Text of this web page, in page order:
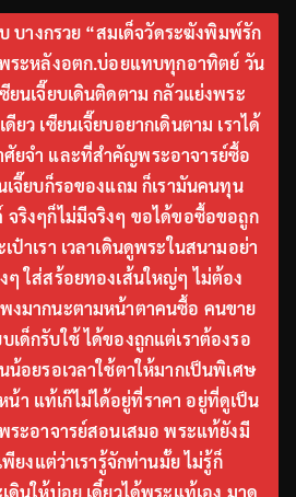
บางกรวย “สมเด็จวัดระฆังพิมพ์รัก
ระหลังอตก.บ่อยแทบทุกอาทิตย์ วัน
ยนเจี๊ยบเดินติดตาม กลัวแย่งพระ
ยว เซียนเจี๊ยบอยากเดินตาม เราได้
ศัยจำ และที่สำคัญพระอาจารย์ซื้อ
เจี๊ยบก็รอของแถม ก็เรามันคนทุน
ริงๆก็ไม่มีจริงๆ ขอได้ขอซื้อขอถูก
ป๋าเรา เวลาเดินดูพระในสนามอย่า
ใส่สร้อยทองเส้นใหญ่ๆ ไม่ต้อง
งมากนะตามหน้าตาคนซื้อ คนขาย
เด็กรับใช้ ได้ของถูกแต่เราต้องรอ
อยรอเวลาใช้ตาให้มากเป็นพิเศษ
า แท้เก๊ไม่ได้อยู่ที่ราคา อยู่ที่ดูเป็น
ระอาจารย์สอนเสมอ พระแท้ยังมี
พียงแต่ว่าเรารู้จักท่านมั้ย ไม่รู้ก็
ดินให้บ่อย เดี๋ยวได้พระแท้เอง มาดู